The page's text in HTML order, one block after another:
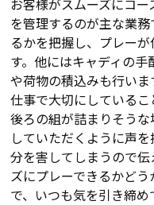
を管理するのが主な業
るかを把握し、プレー
す。他にはキャディの
や荷物の積込みも行いま
仕事で大切にしているこ
後ろの組が詰まりそう
していただくように声
分を害してしまうので
ズにプレーできるかど
で、いつも気を引き締め